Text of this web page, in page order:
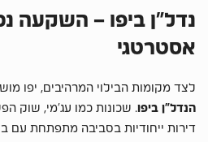
נדל”ן ביפו – השקעה
אסטרטגי
לצד מקומות הבילוי המרהיבים, יפו
הנדל”ן ביפו. שכונות כמו עג’מי, שוק
דירות ייחודיות בסביבה מתפתחת עם